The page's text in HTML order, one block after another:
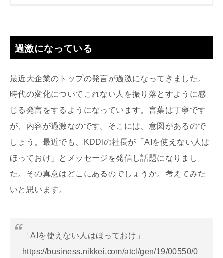
過激になっている
最近大企業のトップの発言が過激になってきました。
時代の変化についてこれない人を振り落とすように感
じる発言をするようになっています。言葉は丁寧です
が、内容が過激なのです。そこには、意図があるので
しょう。最近でも、KDDIの社長が「AIを使えない人は
ほっておけ」とメッセージを発信し話題になりまし
た。その真意はどこにあるのでしょうか。考えてみた
いと思います。
「AIを使えない人はほっておけ」
https://business.nikkei.com/atcl/gen/19/00550/0